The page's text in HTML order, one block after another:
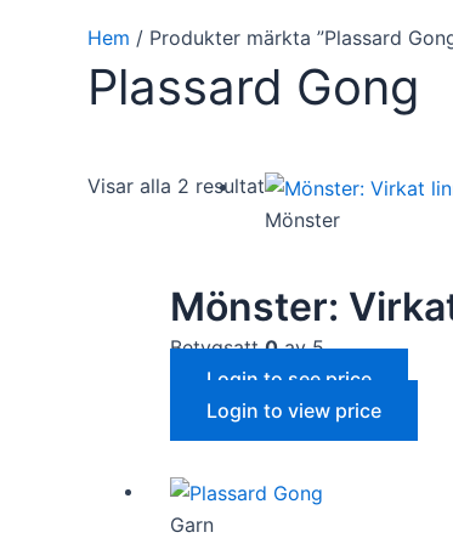
Hem / Produkter märkta ”Plassard
Plassard Gong
Visar alla 2 resultat
Mönster
Mönster:
Betygsatt0av 5
Login to see price
Login to view price
Garn